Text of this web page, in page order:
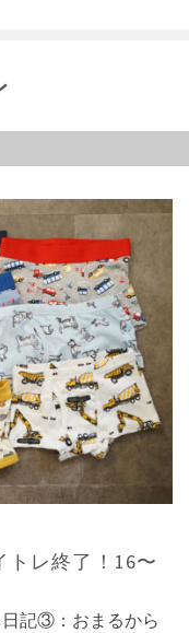
レ終了！16〜
日記③：おまるから